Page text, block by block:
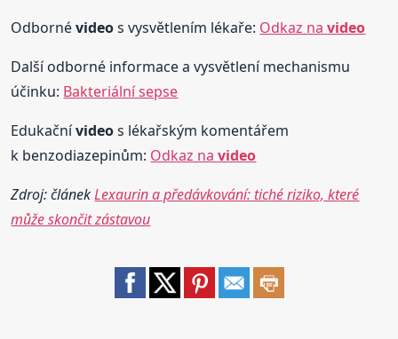
Odbornévideos vysvětlením lékaře: Odkaz navideo
Další odborné informace a vysvětlení mechanismu
účinku: Bakteriální sepse
Edukačnívideos lékařským komentářem
k benzodiazepinům: Odkaz navideo
Zdroj: článekLexaurin a předávkování: tiché riziko, které
může skončit zástavou